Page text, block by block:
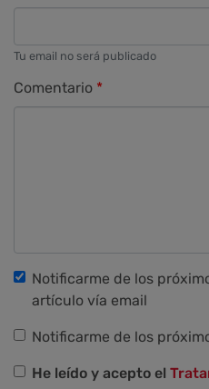
Tu email no será publicado
Comentario
Notificarme de los
artículo vía email
Notificarme de los
He leído y acepto el